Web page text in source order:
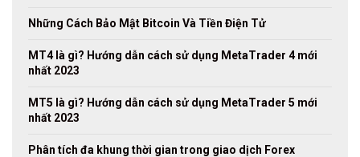
Những Cách Bảo Mật Bitcoin Và Tiền Điện Tử
MT4 là gì? Hướng dẫn cách sử dụng MetaTrader 4 mới
nhất 2023
MT5 là gì? Hướng dẫn cách sử dụng MetaTrader 5 mới
nhất 2023
Phân tích đa khung thời gian trong giao dịch Forex